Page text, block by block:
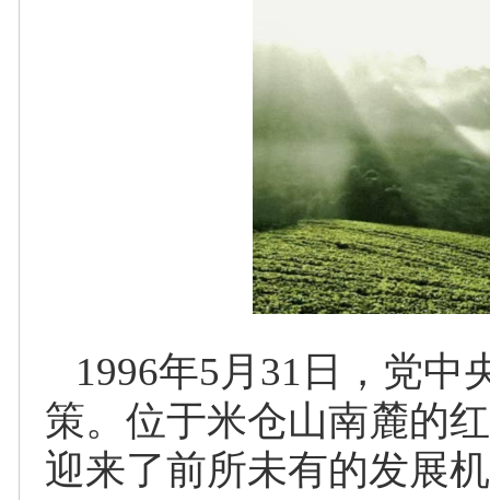
1996年5月31日，党中
策。位于米仓山南麓的
迎来了前所未有的发展